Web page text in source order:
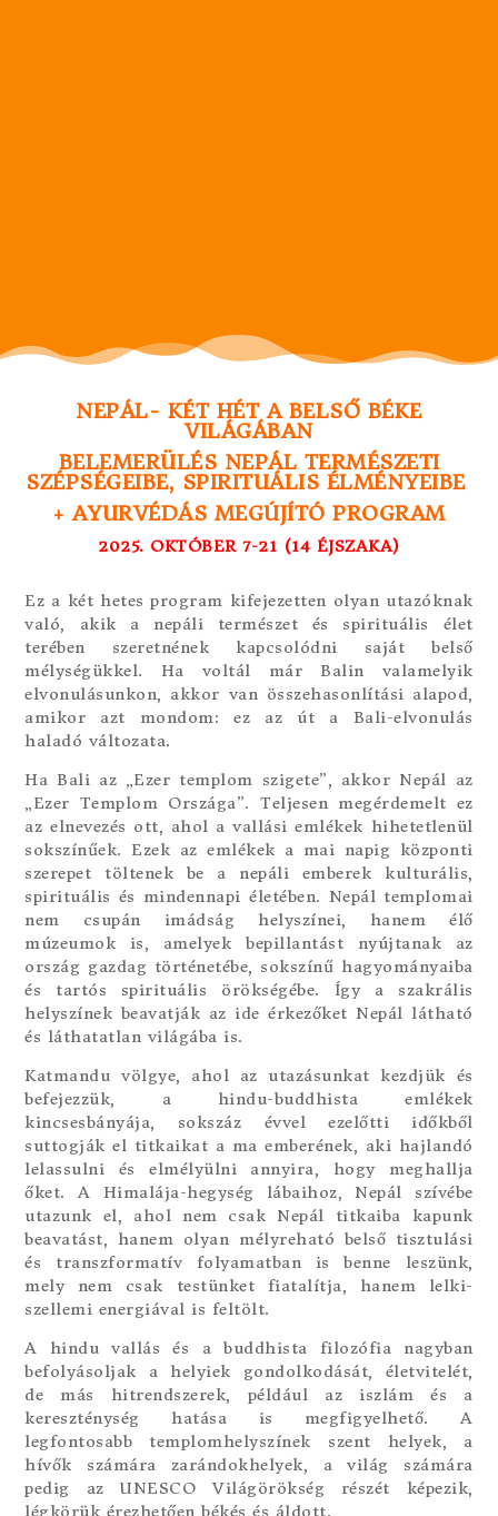
NEPÁL- KÉT HÉT A BELSŐ BÉKE
VILÁGÁBAN
BELEMERÜLÉS NEPÁL TERMÉSZETI
SZÉPSÉGEIBE, SPIRITUÁLIS ÉLMÉNYEIBE
+ AYURVÉDÁS MEGÚJÍTÓ PROGRAM
2025. OKTÓBER 7-21 (14 ÉJSZAKA)
Ez a két hetes program kifejezetten olyan utazóknak
való, akik a nepáli természet és spirituális élet
terében szeretnének kapcsolódni saját belső
mélységükkel. Ha voltál már Balin valamelyik
elvonulásunkon, akkor van összehasonlítási alapod,
amikor azt mondom: ez az út a Bali-elvonulás
haladó változata.
Ha Bali az „Ezer templom szigete”, akkor Nepál az
„Ezer Templom Országa”. Teljesen megérdemelt ez
az elnevezés ott, ahol a vallási emlékek hihetetlenül
sokszínűek. Ezek az emlékek a mai napig központi
szerepet töltenek be a nepáli emberek kulturális,
spirituális és mindennapi életében. Nepál templomai
nem csupán imádság helyszínei, hanem élő
múzeumok is, amelyek bepillantást nyújtanak az
ország gazdag történetébe, sokszínű hagyományaiba
és tartós spirituális örökségébe. Így a szakrális
helyszínek beavatják az ide érkezőket Nepál látható
és láthatatlan világába is.
Katmandu völgye, ahol az utazásunkat kezdjük és
befejezzük, a hindu-buddhista emlékek
kincsesbányája, sokszáz évvel ezelőtti időkből
suttogják el titkaikat a ma emberének, aki hajlandó
lelassulni és elmélyülni annyira, hogy meghallja
őket. A Himalája-hegység lábaihoz, Nepál szívébe
utazunk el, ahol nem csak Nepál titkaiba kapunk
beavatást, hanem olyan mélyreható belső tisztulási
és transzformatív folyamatban is benne leszünk,
mely nem csak testünket fiatalítja, hanem lelki-
szellemi energiával is feltölt.
A hindu vallás és a buddhista filozófia nagyban
befolyásoljak a helyiek gondolkodását, életvitelét,
de más hitrendszerek, például az iszlám és a
kereszténység hatása is megfigyelhető. A
legfontosabb templomhelyszínek szent helyek, a
hívők számára zarándokhelyek, a világ számára
pedig az UNESCO Világörökség részét képezik,
légkörük érezhetően békés és áldott.